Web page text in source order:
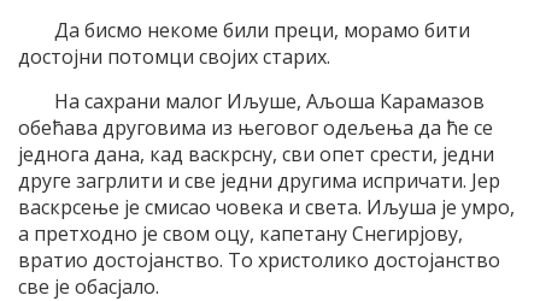
Да бисмо некоме били преци, морамо бити
достојни потомци својих старих.
На сахрани малог Иљуше, Аљоша Карамазов
обећава друговима из његовог одељења да ће се
једнога дана, кад васкрсну, сви опет срести, једни
друге загрлити и све једни другима испричати. Јер
васкрсење је смисао човека и света. Иљуша је умро,
а претходно је свом оцу, капетану Снегирјову,
вратио достојанство. То христолико достојанство
све је обасјало.